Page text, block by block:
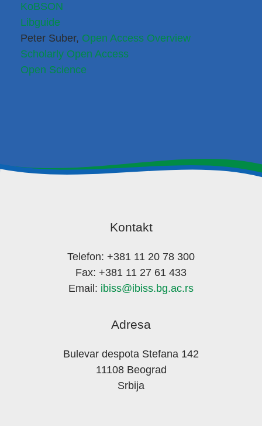
KoBSON
Libguide
Peter Suber, Open Access Overview
Scholarly Open Access
Open Science
Kontakt
Telefon: +381 11 20 78 300
Fax: +381 11 27 61 433
Email: ibiss@ibiss.bg.ac.rs
Adresa
Bulevar despota Stefana 142
11108 Beograd
Srbija